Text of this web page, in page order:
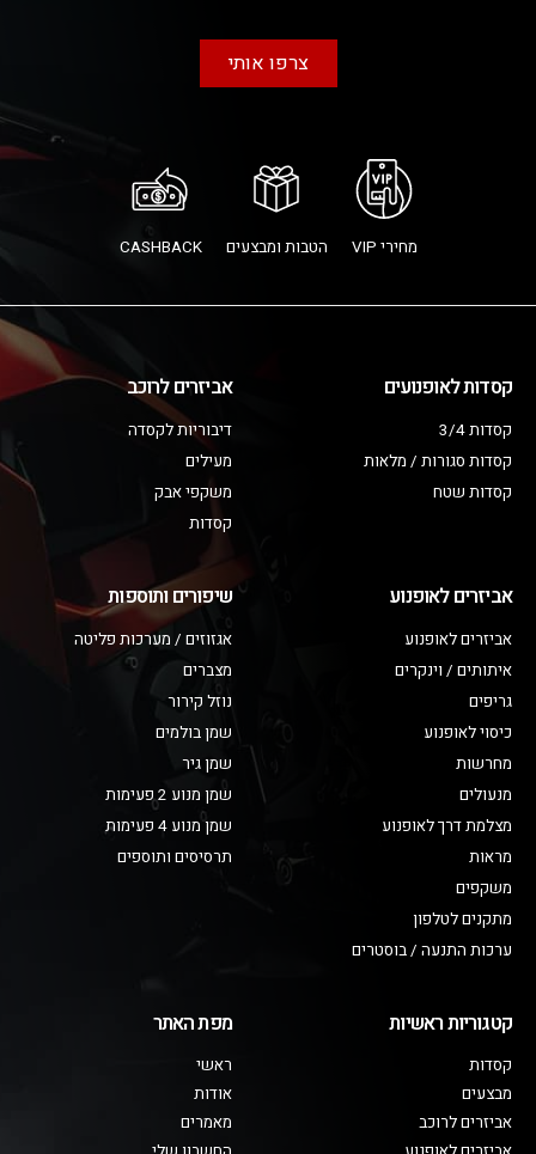
צרפו אותי
מחירי VIP הטבות ומבצעים CASHBACK
קסדות לאופנועים
קסדות 3/4
קסדות סגורות / מלאות
קסדות שטח
אביזרים לרוכב
דיבוריות לקסדה
מעילים
משקפי אבק
קסדות
אביזרים לאופנוע
אביזרים לאופנוע
איתותים / וינקרים
גריפים
כיסוי לאופנוע
מחרשות
מנעולים
מצלמת דרך לאופנוע
מראות
משקפים
מתקנים לטלפון
ערכות התנעה / בוסטרים
שיפורים ותוספות
אגזוזים / מערכות פליטה
מצברים
נוזל קירור
שמן בולמים
שמן גיר
שמן מנוע 2 פעימות
שמן מנוע 4 פעימות
תרסיסים ותוספים
קטגוריות ראשיות
קסדות
מבצעים
אביזרים לרוכב
מפת האתר
ראשי
אודות
מאמרים